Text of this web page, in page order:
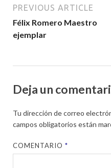
PREVIOUS ARTICLE
Félix Romero Maestro
ejemplar
Deja un
Tu dirección de correo
campos obligatorios están
COMENTARIO*